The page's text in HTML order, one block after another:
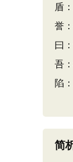
盾
誉
曰
吾：
陷
简